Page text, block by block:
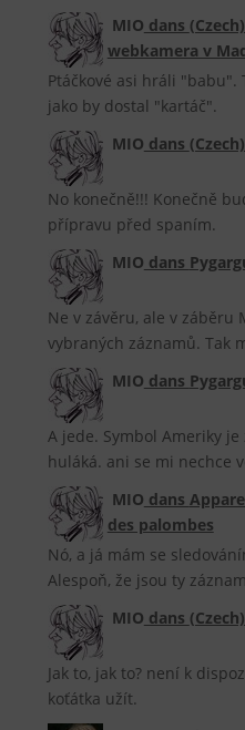
MIO dans
webkamera v
Ptáčkové asi hráli "babu".
jako by dostal "kartáč".
MIO dans
No konečně!!! Konečně
přípravu před spaním.
MIO dans
Ne v závěru, ale v záběru
vybraných záznamů. Tak
MIO dans
A jede. Symbol Ameriky
huláká. ani se mi nechce
MIO dans
des palombes
Nó, a já mám se
Alespoň, že jsou ty
MIO dans
Jak to, jak to? není k
koťátka užít.